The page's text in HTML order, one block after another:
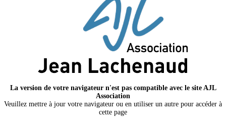
La version de votre navigateur n'est pas compatible avec le site AJL
Association
Veuillez mettre à jour votre navigateur ou en utiliser un autre pour accéder à
cette page